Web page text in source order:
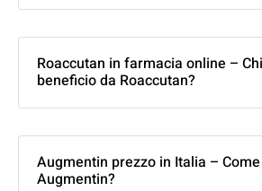
Roaccutan in farmacia online –
beneficio da Roaccutan?
Augmentin prezzo in Italia –
Augmentin?